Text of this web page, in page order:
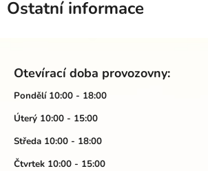
Ostatní informace
Otevírací doba provozovny:
Pondělí 10:00 - 18:00
Úterý 10:00 - 15:00
Středa 10:00 - 18:00
Čtvrtek 10:00 - 15:00